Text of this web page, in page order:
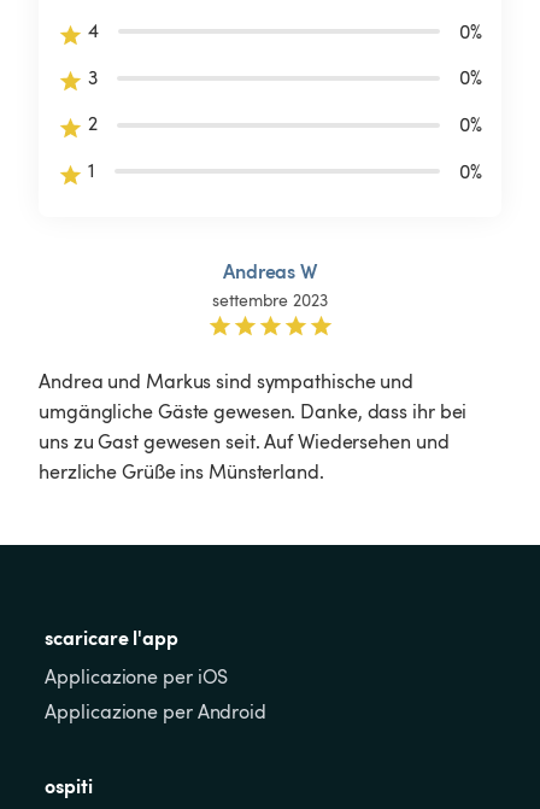
4
0%
3
0%
2
0%
1
0%
Andreas W
settembre 2023
Andrea und Markus sind sympathische und
umgängliche Gäste gewesen. Danke, dass ihr bei
uns zu Gast gewesen seit. Auf Wiedersehen und
herzliche Grüße ins Münsterland.
scaricare l'app
Applicazione per iOS
Applicazione per Android
ospiti